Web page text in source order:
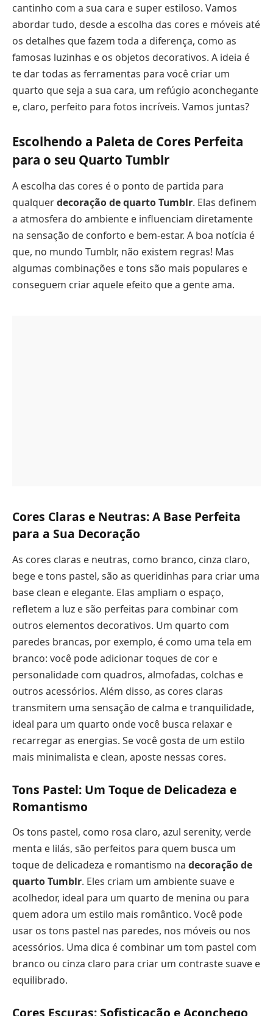
cantinho com a sua cara e super estiloso. Vamos
abordar tudo, desde a escolha das cores e móveis até
os detalhes que fazem toda a diferença, como as
famosas luzinhas e os objetos decorativos. A ideia é
te dar todas as ferramentas para você criar um
quarto que seja a sua cara, um refúgio aconchegante
e, claro, perfeito para fotos incríveis. Vamos juntas?
Escolhendo a Paleta de Cores Perfeita
para o seu Quarto Tumblr
A escolha das cores é o ponto de partida para
qualquerdecoração de quarto Tumblr. Elas definem
a atmosfera do ambiente e influenciam diretamente
na sensação de conforto e bem-estar. A boa notícia é
que, no mundo Tumblr, não existem regras! Mas
algumas combinações e tons são mais populares e
conseguem criar aquele efeito que a gente ama.
Cores Claras e Neutras: A Base Perfeita
para a Sua Decoração
As cores claras e neutras, como branco, cinza claro,
bege e tons pastel, são as queridinhas para criar uma
base clean e elegante. Elas ampliam o espaço,
refletem a luz e são perfeitas para combinar com
outros elementos decorativos. Um quarto com
paredes brancas, por exemplo, é como uma tela em
branco: você pode adicionar toques de cor e
personalidade com quadros, almofadas, colchas e
outros acessórios. Além disso, as cores claras
transmitem uma sensação de calma e tranquilidade,
ideal para um quarto onde você busca relaxar e
recarregar as energias. Se você gosta de um estilo
mais minimalista e clean, aposte nessas cores.
Tons Pastel: Um Toque de Delicadeza e
Romantismo
Os tons pastel, como rosa claro, azul serenity, verde
menta e lilás, são perfeitos para quem busca um
toque de delicadeza e romantismo na decoração de
quarto Tumblr. Eles criam um ambiente suave e
acolhedor, ideal para um quarto de menina ou para
quem adora um estilo mais romântico. Você pode
usar os tons pastel nas paredes, nos móveis ou nos
acessórios. Uma dica é combinar um tom pastel com
branco ou cinza claro para criar um contraste suave e
equilibrado.